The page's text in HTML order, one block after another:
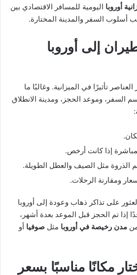
أوروبا اليومية للمسافر الاقتصادي بين
إلى أوروبا
تأثيرًا في الميزانية. وغالبًا ما
وموعد الحجز، ومدينة الانطلاق
إذا كانت أرخص.
مثل الصيف والعطل الطويلة.
ومقارنة الرحلات.
على تذاكر ذهاب وعودة إلى أوروبا
إذا تم الحجز قبل الموعد بعدة أشهر،
مدن رخيصة في أوروبا مثل صوفيا أو
مكانًا مناسبًا بسعر